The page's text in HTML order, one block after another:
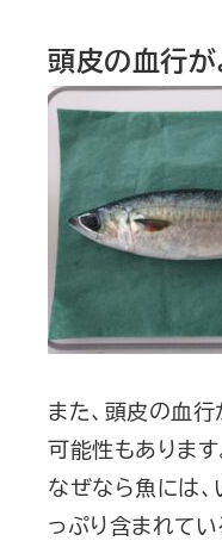
頭皮の血行が
また、頭皮の血行
可能性もあります
なぜなら魚には
っぷり含まれてい